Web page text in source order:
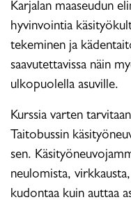
Karjalan maaseudun
hyvinvointia
tekeminen ja
saavutettavissa näin
ulkopuolella asuville.
Kurssia varten
Taitobussin
sen.
neulomista,
kudontaa kuin auttaa